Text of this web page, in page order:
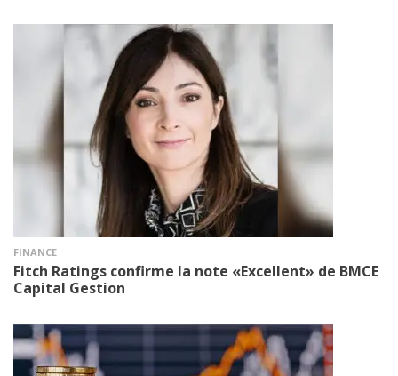
FINANCE
Fitch Ratings confirme la note «Excellent» de BMCE
Capital Gestion